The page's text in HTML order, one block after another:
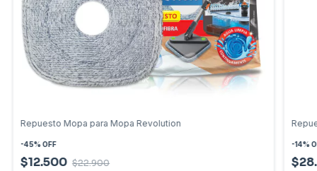
Repuesto Mopa para Mopa Revolution
-45% OFF
$12.500 $22.900
-14%